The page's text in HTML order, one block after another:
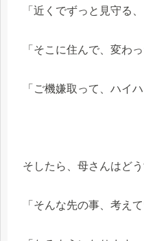
「近くでずっと見守る
「そこに住んで、変わ
「ご機嫌取って、ハイ
そしたら、母さんはど
「そんな先の事、考え